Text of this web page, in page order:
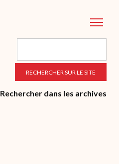
Rechercher dans les archives